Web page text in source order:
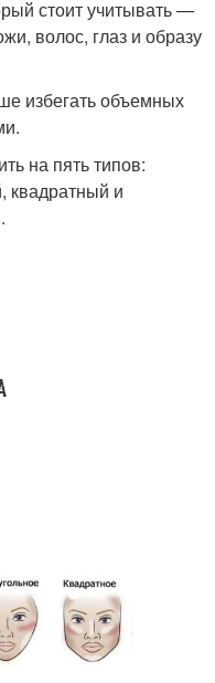
стоит учитывать —
волос, глаз и образу
избегать объемных
на пять типов:
квадратный и